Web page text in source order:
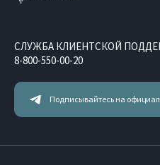
Подписывайтесь на
СЛУЖБА КЛИЕНТСКОЙ
8-800-550-00-20